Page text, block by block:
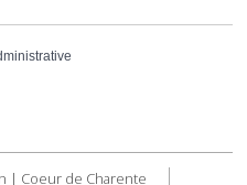
| Coeur de Charente